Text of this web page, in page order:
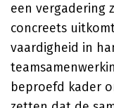
een vergadering
concreets
vaardigheid in
beproefd kader